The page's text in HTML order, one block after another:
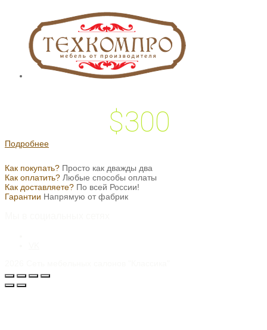
$300
Подробнее
Как покупать? Просто как дважды два
Как оплатить? Любые способы оплаты
Как доставляете? По всей России!
Гарантии Напрямую от фабрик